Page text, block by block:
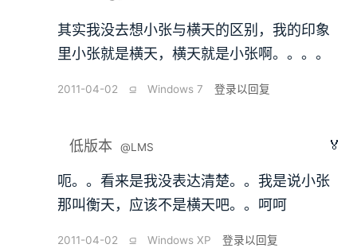
其实我没去想小张与横天的区别，我的印象
里小张就是横天，横天就是小张啊。。。。
2011-04-02 ⫑ Windows 7 登录以回复
低版本 @LMS 🏅
呃。。看来是我没表达清楚。。我是说小张
那叫衡天，应该不是横天吧。。呵呵
2011-04-02 ⫑ Windows XP 登录以回复